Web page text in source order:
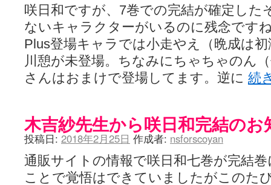
咲日和ですが、7巻での完結が確定した
ないキャラクターがいるのに残念です
Plus登場キャラでは小走やえ（晩成は
川憩が未登場。ちなみにちゃちゃのん
さんはおまけで登場してます。逆に 続
木吉紗先生から咲日和完結のお
投稿日: 2018年2月25日 作成者: nsforscoyan
通販サイトの情報で咲日和七巻が完結
ことで覚悟はできていましたがこのた